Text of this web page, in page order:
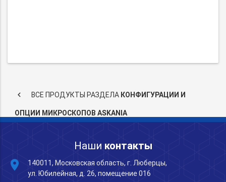
keyboard_arrow_left ВСЕ ПРОДУКТЫ РАЗДЕЛА КОНФИГУРАЦИИ И
ОПЦИИ МИКРОСКОПОВ ASKANIA
Наши контакты
place
140011, Московская область, г. Люберцы,
ул. Юбилейная, д. 26, помещение 016